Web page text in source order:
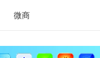
微商